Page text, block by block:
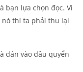
bạn lựa chọn đọc. Vì
nó thì ta phải thu lại
dán vào đầu quyển